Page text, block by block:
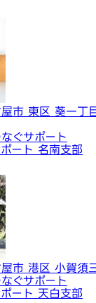
市 東区 葵一丁
ぐサポート
ート 名南支部
市 港区 小賀須
ぐサポート
ート 天白支部